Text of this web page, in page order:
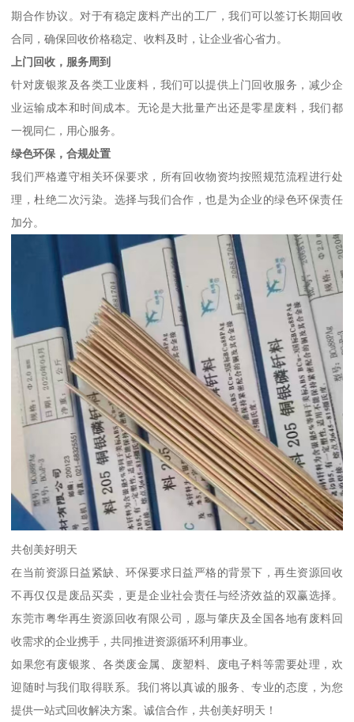
期合作协议。对于有稳定废料产出的工厂，我们可以签订长期回收
合同，确保回收价格稳定、收料及时，让企业省心省力。
上门回收，服务周到
针对废银浆及各类工业废料，我们可以提供上门回收服务，减少企
业运输成本和时间成本。无论是大批量产出还是零星废料，我们都
一视同仁，用心服务。
绿色环保，合规处置
我们严格遵守相关环保要求，所有回收物资均按照规范流程进行处
理，杜绝二次污染。选择与我们合作，也是为企业的绿色环保责任
加分。
共创美好明天
在当前资源日益紧缺、环保要求日益严格的背景下，再生资源回收
不再仅仅是废品买卖，更是企业社会责任与经济效益的双赢选择。
东莞市粤华再生资源回收有限公司，愿与肇庆及全国各地有废料回
收需求的企业携手，共同推进资源循环利用事业。
如果您有废银浆、各类废金属、废塑料、废电子料等需要处理，欢
迎随时与我们取得联系。我们将以真诚的服务、专业的态度，为您
提供一站式回收解决方案。诚信合作，共创美好明天！